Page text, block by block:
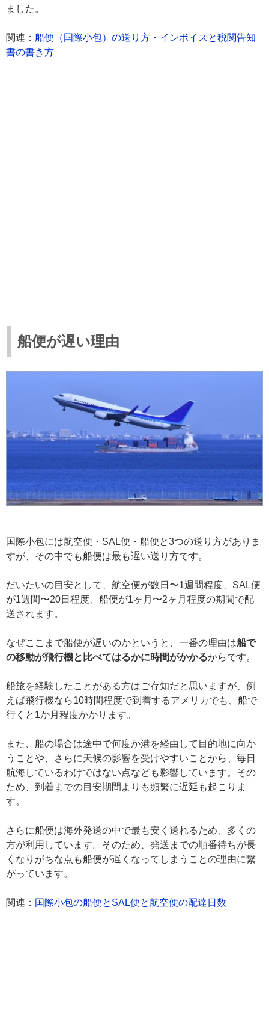
ました。
関連： 船便（国際小包）の送り方・インボイスと税関告知
書の書き方
船便が遅い理由
国際小包には航空便・SAL便・船便と3つの送り方がありま
すが、その中でも船便は最も遅い送り方です。
だいたいの目安として、航空便が数日〜1週間程度、SAL便
が1週間〜20日程度、船便が1ヶ月〜2ヶ月程度の期間で配
送されます。
なぜここまで船便が遅いのかというと、一番の理由は船で
の移動が飛行機と比べてはるかに時間がかかるからです。
船旅を経験したことがある方はご存知だと思いますが、例
えば飛行機なら10時間程度で到着するアメリカでも、船で
行くと1か月程度かかります。
また、船の場合は途中で何度か港を経由して目的地に向か
うことや、さらに天候の影響を受けやすいことから、毎日
航海しているわけではない点なども影響しています。その
ため、到着までの目安期間よりも頻繁に遅延も起こりま
す。
さらに船便は海外発送の中で最も安く送れるため、多くの
方が利用しています。そのため、発送までの順番待ちが長
くなりがちな点も船便が遅くなってしまうことの理由に繋
がっています。
関連： 国際小包の船便とSAL便と航空便の配達日数